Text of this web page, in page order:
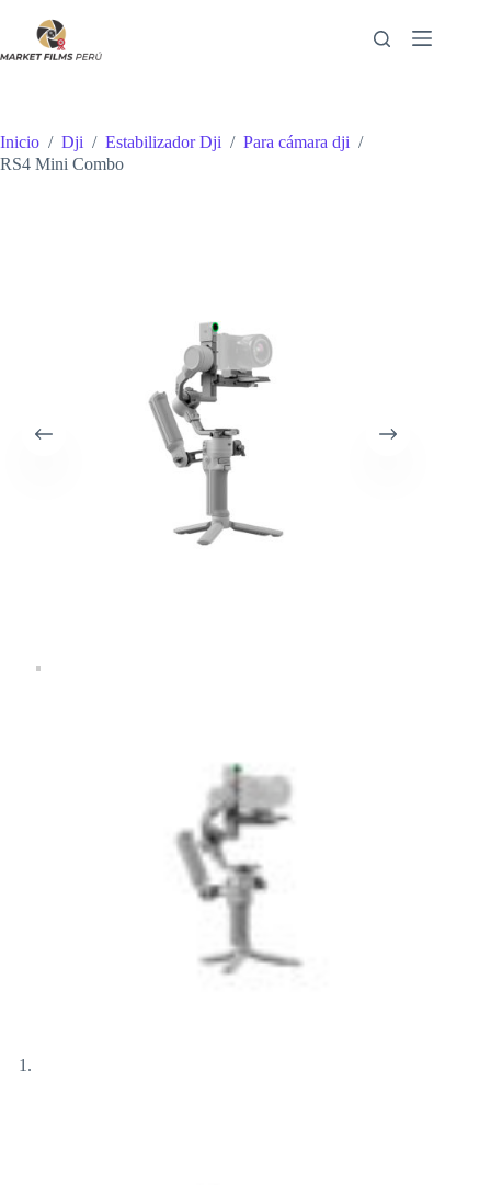
contenido
Inicio / Dji / Estabilizador Dji / Para cámara dji /
RS4 Mini Combo